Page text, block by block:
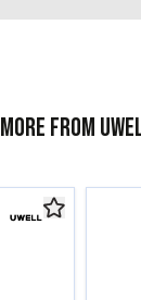
More from